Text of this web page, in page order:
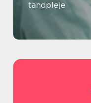
tandpleje